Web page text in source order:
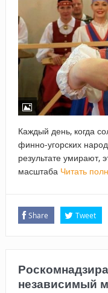
Каждый день, когда
финно-угорских
результате умирают,
масштаба Читать
Share Tweet
независимый